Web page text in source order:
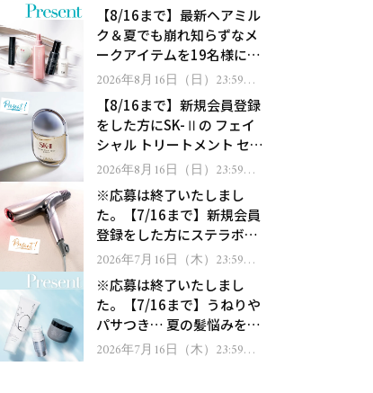
処！
【8/16まで】最新ヘアミル
ク＆夏でも崩れ知らずなメ
ークアイテムを19名様にプ
レゼント！
2026年8月16日（日）23:59ま
で【8/16まで】新規会員登録
をした方にSK-Ⅱの フェイ
シャル トリートメント セラ
ムをプレゼント！
2026年8月16日（日）23:59ま
※応募は終了いたしまし
た。【7/16まで】新規会員
登録をした方にステラボー
テのシャインリバース ヘア
ゼント！
2026年7月16日（木）23:59ま
※応募は終了いたしまし
た。【7/16まで】うねりや
パサつき… 夏の髪悩みを解
消するヘアケアアイテムを
2026年7月16日（木）23:59ま